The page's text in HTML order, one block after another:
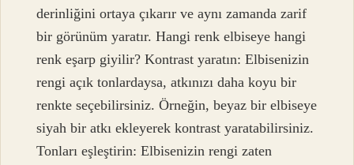
derinliğini ortaya çıkarır ve aynı zamanda zarif
bir görünüm yaratır. Hangi renk elbiseye hangi
renk eşarp giyilir? Kontrast yaratın: Elbisenizin
rengi açık tonlardaysa, atkınızı daha koyu bir
renkte seçebilirsiniz. Örneğin, beyaz bir elbiseye
siyah bir atkı ekleyerek kontrast yaratabilirsiniz.
Tonları eşleştirin: Elbisenizin rengi zaten